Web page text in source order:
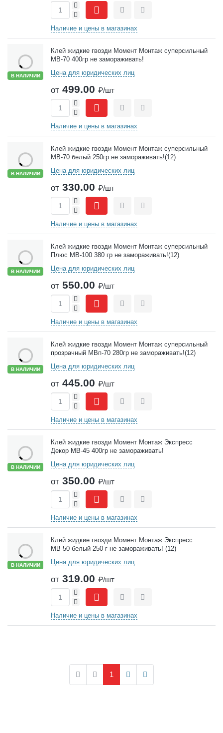
-
+
СравнитьОтложить
Наличие и цены в магазинах
В НАЛИЧИИ
Клей жидкие гвозди Момент Монтаж суперсильный
МВ-70 400гр не замораживать!
Цена для юридических лиц
от 499.00 ₽/шт
-
+
СравнитьОтложить
Наличие и цены в магазинах
В НАЛИЧИИ
Клей жидкие гвозди Момент Монтаж суперсильный
МВ-70 белый 250гр не замораживать!(12)
Цена для юридических лиц
от 330.00 ₽/шт
-
+
СравнитьОтложить
Наличие и цены в магазинах
В НАЛИЧИИ
Клей жидкие гвозди Момент Монтаж суперсильный
Плюс МВ-100 380 гр не замораживать!(12)
Цена для юридических лиц
от 550.00 ₽/шт
-
+
СравнитьОтложить
Наличие и цены в магазинах
В НАЛИЧИИ
Клей жидкие гвозди Момент Монтаж суперсильный
прозрачный МВп-70 280гр не замораживать!(12)
Цена для юридических лиц
от 445.00 ₽/шт
-
+
СравнитьОтложить
Наличие и цены в магазинах
В НАЛИЧИИ
Клей жидкие гвозди Момент Монтаж Экспресс
Декор МВ-45 400гр не замораживать!
Цена для юридических лиц
от 350.00 ₽/шт
-
+
СравнитьОтложить
Наличие и цены в магазинах
В НАЛИЧИИ
Клей жидкие гвозди Момент Монтаж Экспресс
МВ-50 белый 250 г не замораживать! (12)
Цена для юридических лиц
от 319.00 ₽/шт
-
+
СравнитьОтложить
Наличие и цены в магазинах
1